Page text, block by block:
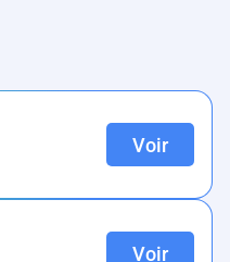
Voir
Voir